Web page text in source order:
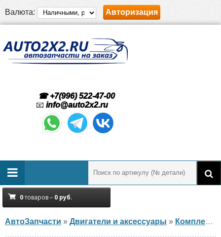
Валюта: Авторизация
☎ +7(996) 522-47-00
📧 info@auto2x2.ru
0товаров – 0 руб.
АвтоЗапчасти » Двигатели и аксессуары » Комплект ГРМ